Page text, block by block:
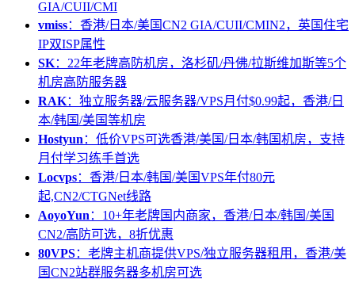
GIA/CUII/CMI
vmiss：香港/日本/美国CN2 GIA/CUII/CMIN2，英国住宅
IP双ISP属性
SK：22年老牌高防机房，洛杉矶/丹佛/拉斯维加斯等5个
机房高防服务器
RAK：独立服务器/云服务器/VPS月付$0.99起，香港/日
本/韩国/美国等机房
Hostyun ：低价VPS可选香港/美国/日本/韩国机房，支持
月付学习练手首选
Locvps：香港/日本/韩国/美国VPS年付80元
起,CN2/CTGNet线路
AoyoYun ：10+年老牌国内商家，香港/日本/韩国/美国
CN2/高防可选，8折优惠
80VPS：老牌主机商提供VPS/独立服务器租用，香港/美
国CN2站群服务器多机房可选